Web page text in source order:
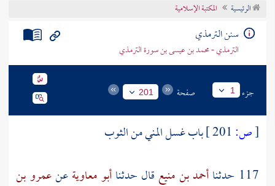
تراجم الأعلام
الرئيسية المكتبة الإسلامية
سنن الترمذي
الترمذي - محمد بن عيسى بن سورة الترمذي
جزء 1 صفحة 201
[ص:
باب غسل المني من الثوب
117 حدثنا
أحمد بن منيع قال حدثناأبو معاويةعنعمرو بن